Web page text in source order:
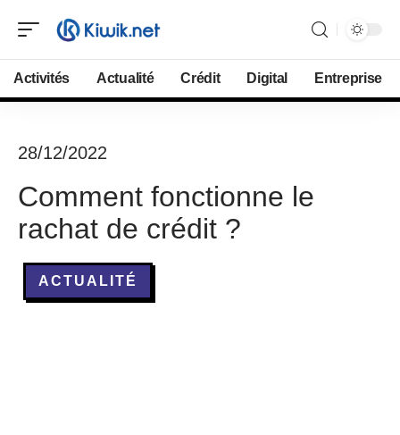
Activités Actualité Crédit Digital Entreprise
28/12/2022
Comment fonctionne le
rachat de crédit ?
ACTUALITÉ